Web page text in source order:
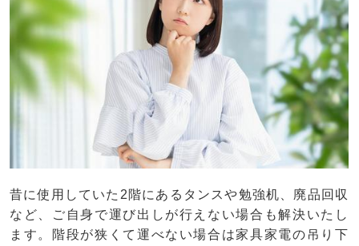
昔に使用していた2階にあるタンスや勉強机、廃品回収
など、ご自身で運び出しが行えない場合も解決いたし
ます。階段が狭くて運べない場合は家具家電の吊り下